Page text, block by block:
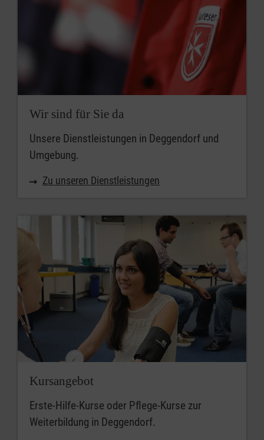
Wir sind für Sie da
Unsere Dienstleistungen in Deggendorf und
Umgebung.
Zu unseren Dienstleistungen
Kursangebot
Erste-Hilfe-Kurse oder Pflege-Kurse zur
Weiterbildung in Deggendorf.